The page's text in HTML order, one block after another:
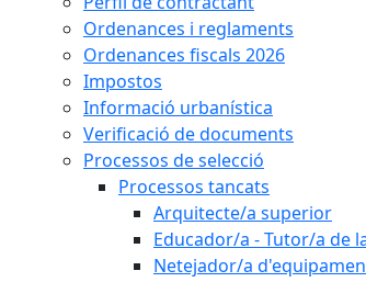
Ordenances i reglaments
Ordenances fiscals 2026
Impostos
Informació urbanística
Verificació de documents
Processos de selecció
Processos tancats
Arquitecte/a superior
Educador/a - Tutor/a de
Netejador/a